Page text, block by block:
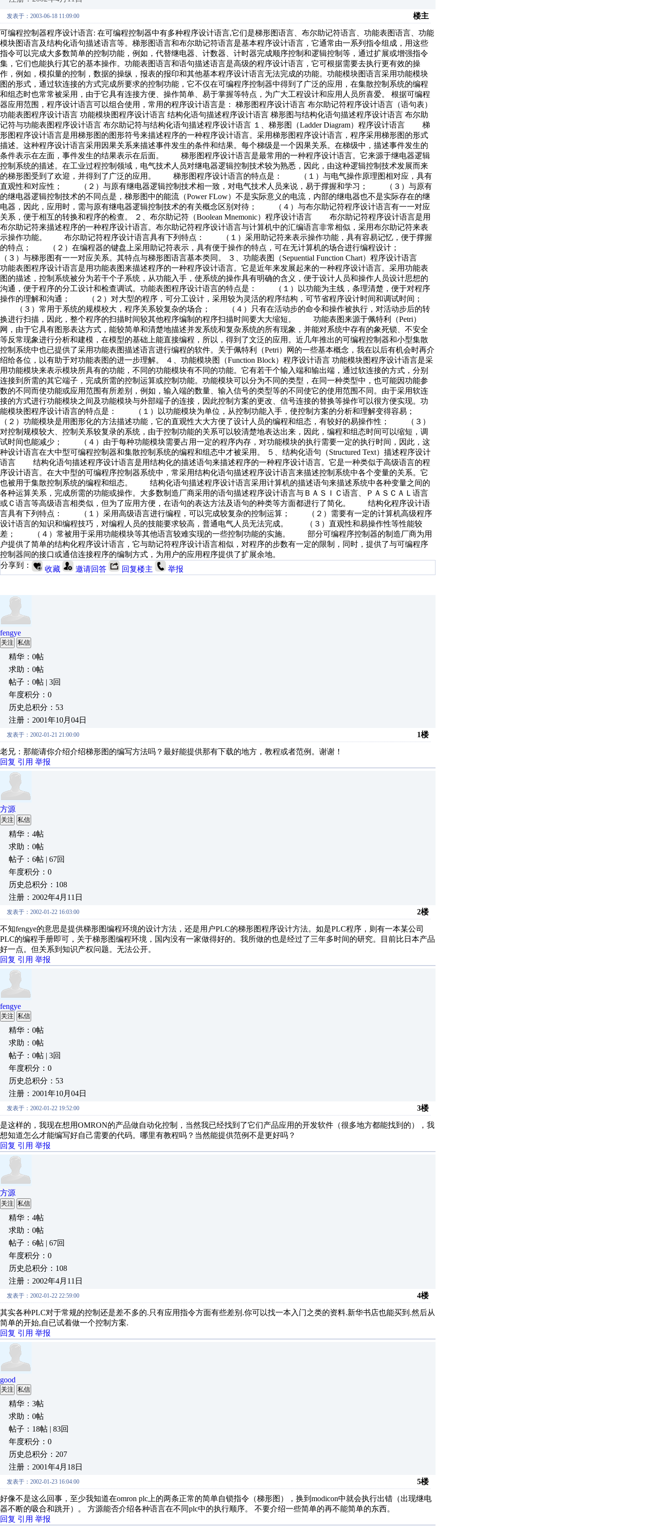
发表于：2003-06-18 11:09:00 楼主
可编程控制器程序设计语言: 在可编程控制器中有多种程序设计语言,它们是梯形图语言、布尔助记符语言、功能表图语言、功能
模块图语言及结构化语句描述语言等。梯形图语言和布尔助记符语言是基本程序设计语言，它通常由一系列指令组成，用这些
指令可以完成大多数简单的控制功能，例如，代替继电器、计数器、计时器完成顺序控制和逻辑控制等，通过扩展或增强指令
集，它们也能执行其它的基本操作。功能表图语言和语句描述语言是高级的程序设计语言，它可根据需要去执行更有效的操
作，例如，模拟量的控制，数据的操纵，报表的报印和其他基本程序设计语言无法完成的功能。功能模块图语言采用功能模块
图的形式，通过软连接的方式完成所要求的控制功能，它不仅在可编程序控制器中得到了广泛的应用，在集散控制系统的编程
和组态时也常常被采用，由于它具有连接方便、操作简单、易于掌握等特点，为广大工程设计和应用人员所喜爱。 根据可编程
器应用范围，程序设计语言可以组合使用，常用的程序设计语言是： 梯形图程序设计语言 布尔助记符程序设计语言（语句表）
功能表图程序设计语言 功能模块图程序设计语言 结构化语句描述程序设计语言 梯形图与结构化语句描述程序设计语言 布尔助
记符与功能表图程序设计语言 布尔助记符与结构化语句描述程序设计语言 １、梯形图（Ladder Diagram）程序设计语言 梯
形图程序设计语言是用梯形图的图形符号来描述程序的一种程序设计语言。采用梯形图程序设计语言，程序采用梯形图的形式
描述。这种程序设计语言采用因果关系来描述事件发生的条件和结果。每个梯级是一个因果关系。在梯级中，描述事件发生的
条件表示在左面，事件发生的结果表示在后面。 梯形图程序设计语言是最常用的一种程序设计语言。它来源于继电器逻辑
控制系统的描述。在工业过程控制领域，电气技术人员对继电器逻辑控制技术较为熟悉，因此，由这种逻辑控制技术发展而来
的梯形图受到了欢迎，并得到了广泛的应用。 梯形图程序设计语言的特点是： （１）与电气操作原理图相对应，具有
直观性和对应性； （２）与原有继电器逻辑控制技术相一致，对电气技术人员来说，易于撑握和学习； （３）与原有
的继电器逻辑控制技术的不同点是，梯形图中的能流（Power FLow）不是实际意义的电流，内部的继电器也不是实际存在的继
电器，因此，应用时，需与原有继电器逻辑控制技术的有关概念区别对待； （４）与布尔助记符程序设计语言有一一对应
关系，便于相互的转换和程序的检查。 ２、布尔助记符（Boolean Mnemonic）程序设计语言 布尔助记符程序设计语言是用
布尔助记符来描述程序的一种程序设计语言。布尔助记符程序设计语言与计算机中的汇编语言非常相似，采用布尔助记符来表
示操作功能。 布尔助记符程序设计语言具有下列特点： （１）采用助记符来表示操作功能，具有容易记忆，便于撑握
的特点； （２）在编程器的键盘上采用助记符表示，具有便于操作的特点，可在无计算机的场合进行编程设计；
（３）与梯形图有一一对应关系。其特点与梯形图语言基本类同。 ３、功能表图（Sepuential Function Chart）程序设计语言
功能表图程序设计语言是用功能表图来描述程序的一种程序设计语言。它是近年来发展起来的一种程序设计语言。采用功能表
图的描述，控制系统被分为若干个子系统，从功能入手，使系统的操作具有明确的含义，便于设计人员和操作人员设计思想的
沟通，便于程序的分工设计和检查调试。功能表图程序设计语言的特点是： （１）以功能为主线，条理清楚，便于对程序
操作的理解和沟通； （２）对大型的程序，可分工设计，采用较为灵活的程序结构，可节省程序设计时间和调试时间；
（３）常用于系统的规模校大，程序关系较复杂的场合； （４）只有在活动步的命令和操作被执行，对活动步后的转
换进行扫描，因此，整个程序的扫描时间较其他程序编制的程序扫描时间要大大缩短。 功能表图来源于佩特利（Petri）
网，由于它具有图形表达方式，能较简单和清楚地描述并发系统和复杂系统的所有现象，并能对系统中存有的象死锁、不安全
等反常现象进行分析和建模，在模型的基础上能直接编程，所以，得到了文泛的应用。近几年推出的可编程控制器和小型集散
控制系统中也已提供了采用功能表图描述语言进行编程的软件。关于佩特利（Petri）网的一些基本概念，我在以后有机会时再介
绍给各位，以有助于对功能表图的进一步理解。 ４、功能模块图（Function Block）程序设计语言 功能模块图程序设计语言是采
用功能模块来表示模块所具有的功能，不同的功能模块有不同的功能。它有若干个输入端和输出端，通过软连接的方式，分别
连接到所需的其它端子，完成所需的控制运算或控制功能。功能模块可以分为不同的类型，在同一种类型中，也可能因功能参
数的不同而使功能或应用范围有所差别，例如，输入端的数量、输入信号的类型等的不同使它的使用范围不同。由于采用软连
接的方式进行功能模块之间及功能模块与外部端子的连接，因此控制方案的更改、信号连接的替换等操作可以很方便实现。功
能模块图程序设计语言的特点是： （１）以功能模块为单位，从控制功能入手，使控制方案的分析和理解变得容易；
（２）功能模块是用图形化的方法描述功能，它的直观性大大方便了设计人员的编程和组态，有较好的易操作性； （３）
对控制规模较大、控制关系较复录的系统，由于控制功能的关系可以较清楚地表达出来，因此，编程和组态时间可以缩短，调
试时间也能减少； （４）由于每种功能模块需要占用一定的程序内存，对功能模块的执行需要一定的执行时间，因此，这
种设计语言在大中型可编程控制器和集散控制系统的编程和组态中才被采用。 ５、结构化语句（Structured Text）描述程序设计
语言 结构化语句描述程序设计语言是用结构化的描述语句来描述程序的一种程序设计语言。它是一种类似于高级语言的程
序设计语言。在大中型的可编程序控制器系统中，常采用结构化语句描述程序设计语言来描述控制系统中各个变量的关系。它
也被用于集散控制系统的编程和组态。 结构化语句描述程序设计语言采用计算机的描述语句来描述系统中各种变量之间的
各种运算关系，完成所需的功能或操作。大多数制造厂商采用的语句描述程序设计语言与ＢＡＳＩＣ语言、ＰＡＳＣＡＬ语言
或Ｃ语言等高级语言相类似，但为了应用方便，在语句的表达方法及语句的种类等方面都进行了简化。 结构化程序设计语
言具有下列特点： （１）采用高级语言进行编程，可以完成较复杂的控制运算； （２）需要有一定的计算机高级程序
设计语言的知识和编程技巧，对编程人员的技能要求较高，普通电气人员无法完成。 （３）直观性和易操作性等性能较
差； （４）常被用于采用功能模块等其他语言较难实现的一些控制功能的实施。 部分可编程序控制器的制造厂商为用
户提供了简单的结构化程序设计语言，它与助记符程序设计语言相似，对程序的步数有一定的限制，同时，提供了与可编程序
控制器间的接口或通信连接程序的编制方式，为用户的应用程序提供了扩展余地。
分享到：
收藏 邀请回答 回复楼主 举报
fengye
关注 私信
精华：0帖
求助：0帖
帖子：0帖 | 3回
年度积分：0
历史总积分：53
注册：2001年10月04日
发表于：2002-01-21 21:00:00 1楼
老兄：那能请你介绍介绍梯形图的编写方法吗？最好能提供那有下载的地方，教程或者范例。谢谢！
回复 引用 举报
方源
关注 私信
精华：4帖
求助：0帖
帖子：6帖 | 67回
年度积分：0
历史总积分：108
注册：2002年4月11日
发表于：2002-01-22 16:03:00 2楼
不知fengye的意思是提供梯形图编程环境的设计方法，还是用户PLC的梯形图程序设计方法。如是PLC程序，则有一本某公司
PLC的编程手册即可，关于梯形图编程环境，国内没有一家做得好的。我所做的也是经过了三年多时间的研究。目前比日本产品
好一点。但关系到知识产权问题。无法公开。
回复 引用 举报
fengye
关注 私信
精华：0帖
求助：0帖
帖子：0帖 | 3回
年度积分：0
历史总积分：53
注册：2001年10月04日
发表于：2002-01-22 19:52:00 3楼
是这样的，我现在想用OMRON的产品做自动化控制，当然我已经找到了它们产品应用的开发软件（很多地方都能找到的），我
想知道怎么才能编写好自己需要的代码。哪里有教程吗？当然能提供范例不是更好吗？
回复 引用 举报
方源
关注 私信
精华：4帖
求助：0帖
帖子：6帖 | 67回
年度积分：0
历史总积分：108
注册：2002年4月11日
发表于：2002-01-22 22:59:00 4楼
其实各种PLC对于常规的控制还是差不多的.只有应用指令方面有些差别.你可以找一本入门之类的资料.新华书店也能买到.然后从
简单的开始,自已试着做一个控制方案.
回复 引用 举报
good
关注 私信
精华：3帖
求助：0帖
帖子：18帖 | 83回
年度积分：0
历史总积分：207
注册：2001年4月18日
发表于：2002-01-23 16:04:00 5楼
好像不是这么回事，至少我知道在omron plc上的两条正常的简单自锁指令（梯形图），换到modicon中就会执行出错（出现继电
器不断的吸合和跳开）。 方源能否介绍各种语言在不同plc中的执行顺序。 不要介绍一些简单的再不能简单的东西。
回复 引用 举报